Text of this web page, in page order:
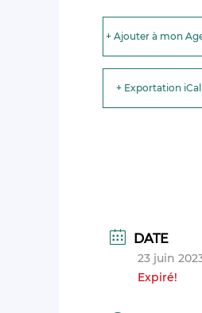
+ Ajouter à mon
+ Exportation
DATE
23 juin
Expiré!